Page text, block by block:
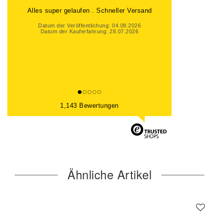
Alles Top gelaufen
Datum der Veröffentlichung: 01.08.2026
Datum der Kauferfahrung: 25.07.2026
1,143 Bewertungen
Ähnliche Artikel